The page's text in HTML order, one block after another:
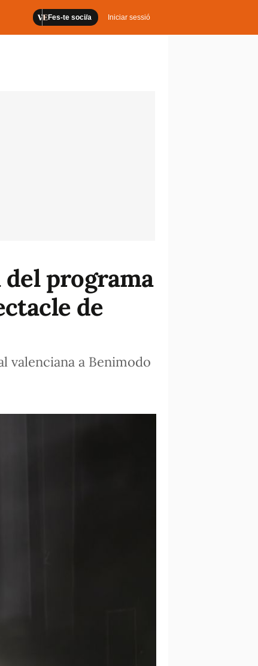
Fes-te soci/a Iniciar sessió
del programa
de
valenciana a Benimodo